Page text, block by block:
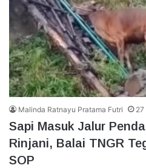
Malinda Ratnayu Pratama Futri
Sapi Masuk Jalur
Rinjani, Balai TNGR
SOP